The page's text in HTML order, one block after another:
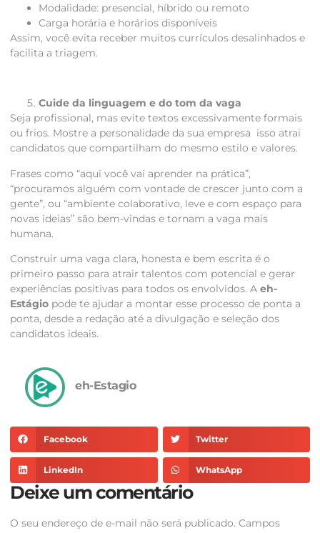
Modalidade: presencial, híbrido ou remoto
Carga horária e horários disponíveis
Assim, você evita receber muitos currículos desalinhados e
facilita a triagem.
Cuide da linguagem e do tom da vaga
Seja profissional, mas evite textos excessivamente formais
ou frios. Mostre a personalidade da sua empresa isso atrai
candidatos que compartilham do mesmo estilo e valores.
Frases como “aqui você vai aprender na prática”,
“procuramos alguém com vontade de crescer junto com a
gente”, ou “ambiente colaborativo, leve e com espaço para
novas ideias” são bem-vindas e tornam a vaga mais
humana.
Construir uma vaga clara, honesta e bem escrita é o
primeiro passo para atrair talentos com potencial e gerar
experiências positivas para todos os envolvidos. A eh-
Estágio pode te ajudar a montar esse processo de ponta a
ponta, desde a redação até a divulgação e seleção dos
candidatos ideais.
eh-Estagio
Facebook Twitter
LinkedIn WhatsApp
Deixe um comentário
O seu endereço de e-mail não será publicado. Campos